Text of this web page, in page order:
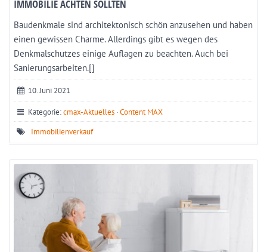
IMMOBILIE ACHTEN SOLLTEN
Baudenkmale sind architektonisch schön anzusehen und haben
einen gewissen Charme. Allerdings gibt es wegen des
Denkmalschutzes einige Auflagen zu beachten. Auch bei
Sanierungsarbeiten.[]
10. Juni 2021
Kategorie:cmax-Aktuelles ·Content MAX
Immobilienverkauf